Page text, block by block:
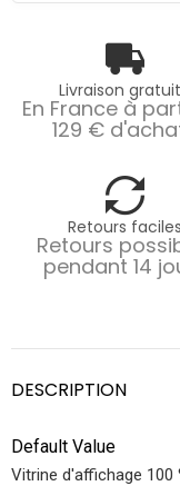
Livraison
En France à
129 €
Retours faciles
Retours
pendant 14
DESCRIPTION
Default Value
Vitrine d'affichage 100